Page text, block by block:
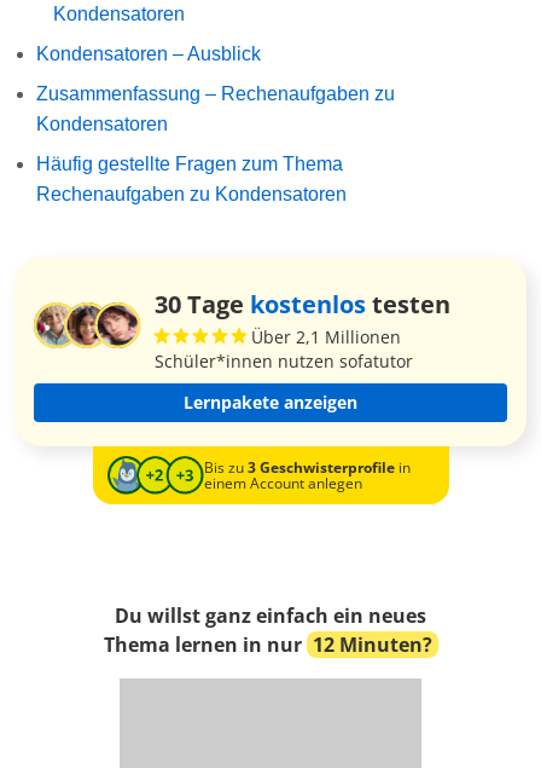
Kondensatoren
Kondensatoren – Ausblick
Zusammenfassung – Rechenaufgaben zu
Kondensatoren
Häufig gestellte Fragen zum Thema
Rechenaufgaben zu Kondensatoren
30 Tage kostenlostesten
Über 2,1 Millionen
Schüler*innen nutzen sofatutor
Lernpakete anzeigen
Bis zu3 Geschwisterprofilein
einem Account anlegen
Du willst ganz einfach ein neues
Thema lernen in nur 12 Minuten?